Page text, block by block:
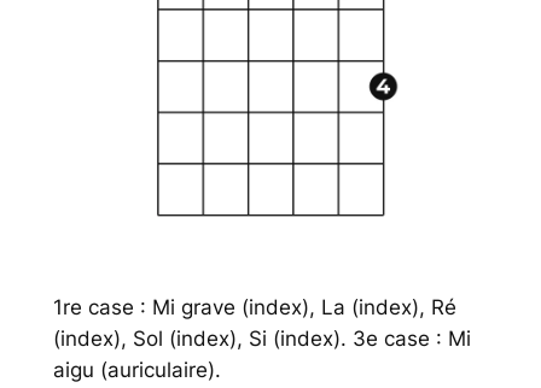
1re case : Mi grave (index), La (index), Ré
(index), Sol (index), Si (index). 3e case : Mi
aigu (auriculaire).